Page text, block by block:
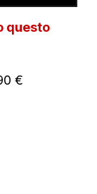
questo
€